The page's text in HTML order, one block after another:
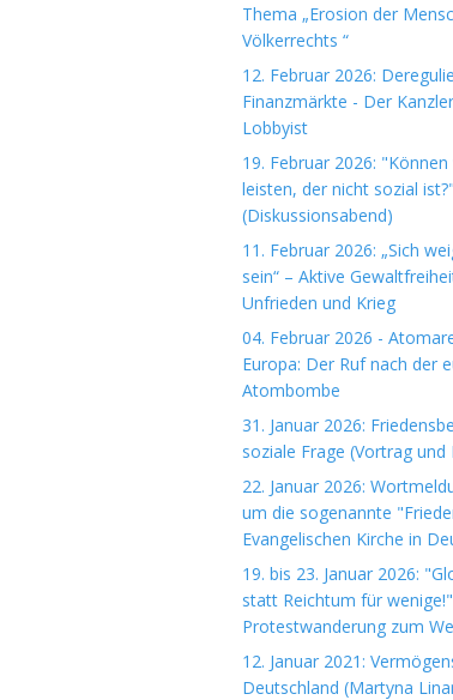
Thema „Erosion der
Völkerrechts “
12. Februar 2026:
Finanzmärkte - Der
Lobbyist
19. Februar 2026:
leisten, der nicht sozial ist?"
(Diskussionsabend)
11. Februar 2026: „Sich
sein“ – Aktive
Unfrieden und Krieg
04. Februar 2026 -
Europa: Der Ruf nach der
Atombombe
31. Januar 2026:
soziale Frage (Vortrag und
22. Januar 2026:
um die sogenannte
Evangelischen Kirche in
19. bis 23. Januar 2026:
statt Reichtum für
Protestwanderung zum
12. Januar 2021:
Deutschland (Martyna